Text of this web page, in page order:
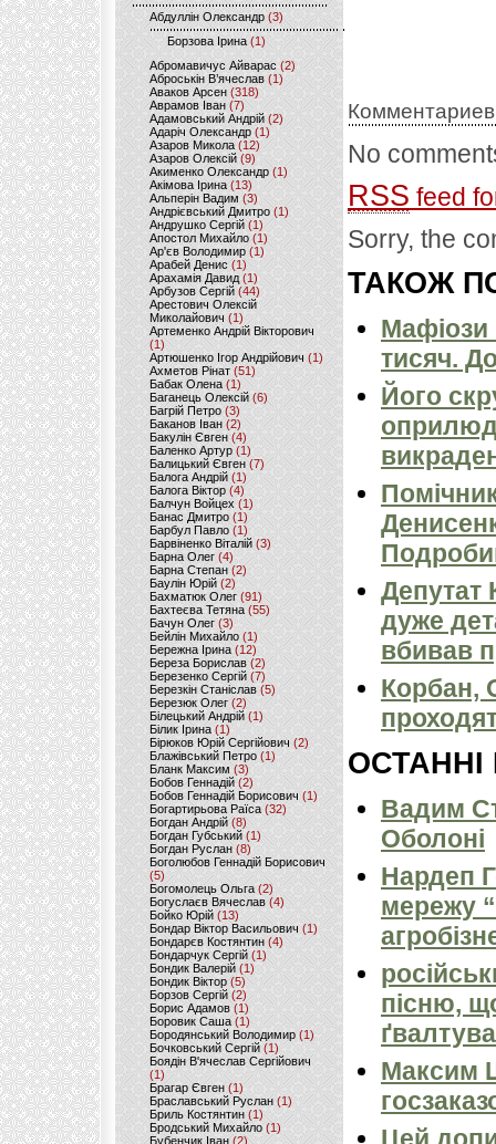
Абдуллін Олександр (3)
Борзова Ірина(1)
Абромавичус Айварас (2)
Аброськін В’ячеслав(1)
Аваков Арсен (318)
Аврамов Іван (7)
Адамовський Андрій(2)
Адаріч Олександр (1)
Азаров Микола (12)
Азаров Олексій (9)
Акименко Олександр(1)
Акімова Ірина(13)
Альперін Вадим (3)
Андрієвський Дмитро(1)
Андрушко Сергій(1)
Апостол Михайло(1)
Ар'єв Володимир (1)
Арабей Денис(1)
Арахамія Давид (1)
Арбузов Сергій (44)
Арестович Олексій
Миколайович(1)
Артеменко Андрій Вікторович
(1)
Артюшенко Ігор Андрійович(1)
Ахметов Рінат(51)
Бабак Олена(1)
Баганець Олексій(6)
Багрій Петро (3)
Баканов Іван(2)
Бакулін Євген (4)
Баленко Артур(1)
Балицький Євген(7)
Балога Андрій (1)
Балога Віктор (4)
Балчун Войцех (1)
Банас Дмитро (1)
Барбул Павло(1)
Барвіненко Віталій(3)
Барна Олег (4)
Барна Степан (2)
Баулін Юрій (2)
Бахматюк Олег (91)
Бахтеєва Тетяна(55)
Бачун Олег (3)
Бейлін Михайло (1)
Бережна Ірина(12)
Береза Борислав(2)
Березенко Сергій (7)
Березкін Станіслав (5)
Березюк Олег(2)
Білецький Андрій (1)
Білик Ірина (1)
Бірюков Юрій Сергійович (2)
Блажівський Петро (1)
Бланк Максим(3)
Бобов Геннадій (2)
Бобов Геннадій Борисович (1)
Богартирьова Раїса (32)
Богдан Андрій(8)
Богдан Губський (1)
Богдан Руслан(8)
Боголюбов Геннадій Борисович
(5)
Богомолець Ольга (2)
Богуслаєв Вячеслав (4)
Бойко Юрій (13)
Бондар Віктор Васильович (1)
Бондарєв Костянтин (4)
Бондарчук Сергій(1)
Бондик Валерій (1)
Бондик Віктор(5)
Борзов Сергiй (2)
Борис Адамов(1)
Боровик Саша (1)
Бородянський Володимир (1)
Бочковський Сергій (1)
Боядін В'ячеслав Сергійович
(1)
Брагар Євген (1)
Браславський Руслан (1)
Бриль Костянтин (1)
Бродський Михайло (1)
Бубенчик Іван(2)
No
RSS feed
Sorry, the
ТАКОЖ
Мафіози
тисяч.
Його
Депутат
дуже
вбивав
Корбан,
ОСТАННІ
Вадим
Оболоні
Нардеп
мережу
пісню,
Максим